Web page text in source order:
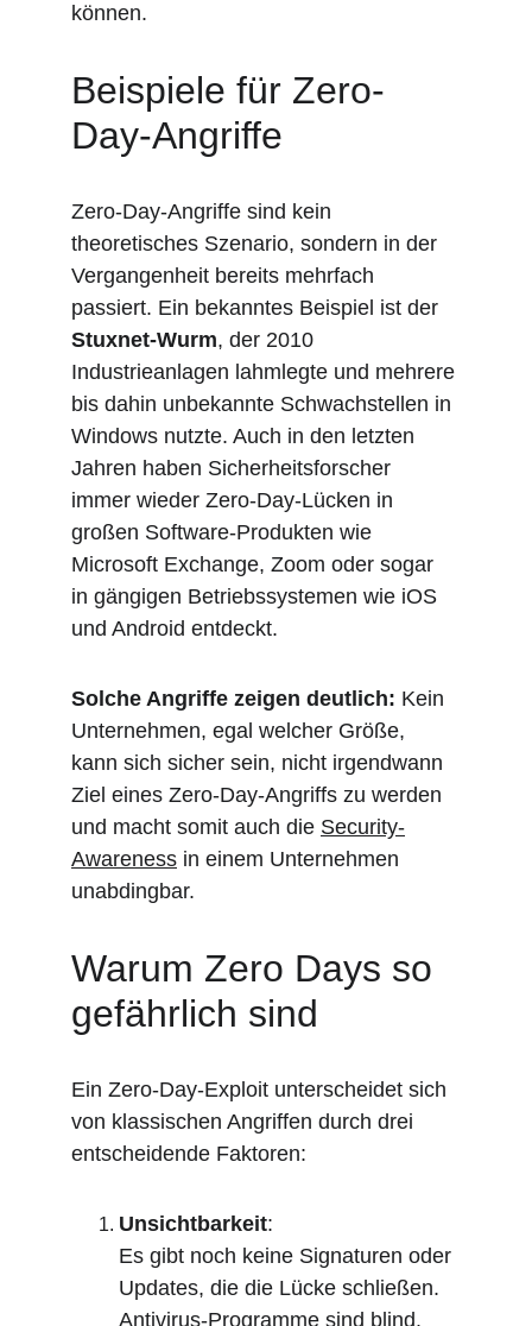
können.
Beispiele für Zero-
Day-Angriffe
Zero-Day-Angriffe sind kein
theoretisches Szenario, sondern in der
Vergangenheit bereits mehrfach
passiert. Ein bekanntes Beispiel ist der
Stuxnet-Wurm, der 2010
Industrieanlagen lahmlegte und mehrere
bis dahin unbekannte Schwachstellen in
Windows nutzte. Auch in den letzten
Jahren haben Sicherheitsforscher
immer wieder Zero-Day-Lücken in
großen Software-Produkten wie
Microsoft Exchange, Zoom oder sogar
in gängigen Betriebssystemen wie iOS
und Android entdeckt.
Solche Angriffe zeigen deutlich: Kein
Unternehmen, egal welcher Größe,
kann sich sicher sein, nicht irgendwann
Ziel eines Zero-Day-Angriffs zu werden
und macht somit auch die Security-
Awareness in einem Unternehmen
unabdingbar.
Warum Zero Days so
gefährlich sind
Ein Zero-Day-Exploit unterscheidet sich
von klassischen Angriffen durch drei
entscheidende Faktoren:
Unsichtbarkeit:
Es gibt noch keine Signaturen oder
Updates, die die Lücke schließen.
Antivirus-Programme sind blind.